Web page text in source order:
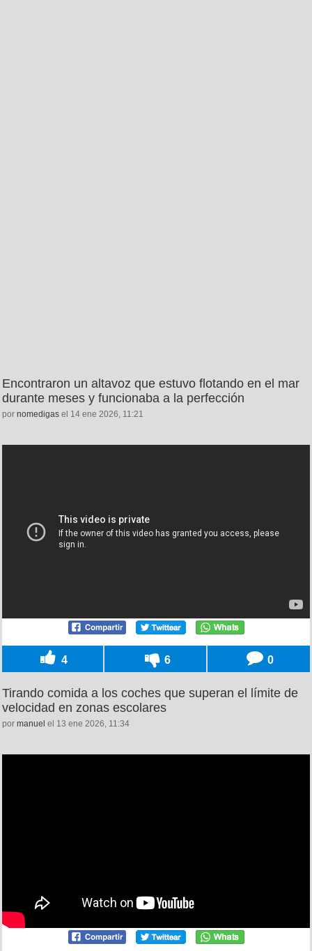
Encontraron un altavoz que estuvo flotando en el mar
durante meses y funcionaba a la perfección
por nomedigas el 14 ene 2026, 11:21
4 6 0
Tirando comida a los coches que superan el límite de
velocidad en zonas escolares
por manuel el 13 ene 2026, 11:34